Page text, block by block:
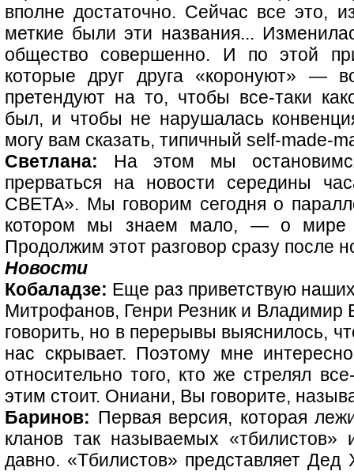
вполне достаточно. Сейчас все это,
меткие были эти названия...
общество совершенно. И по этой
которые друг друга «коронуют» —
претендуют на то, чтобы все-таки
был, и чтобы не нарушалась
могу вам сказать, типичный self-made-
Светлана: На этом мы
прерваться на новости середины
СВЕТА». Мы говорим сегодня о
котором мы знаем мало, — о мире
Продолжим этот разговор сразу после
Новости
Кобаладзе: Еще раз приветствую
Митрофанов, Генри Резник и Владимир
говорить, но в перерывы выяснилось,
нас скрывает. Поэтому мне
относительно того, кто же стрелял
этим стоит. Ониани, Вы говорите,
Баринов: Первая версия, которая
кланов так называемых «тбилистов»
давно. «Тбилистов» представляет